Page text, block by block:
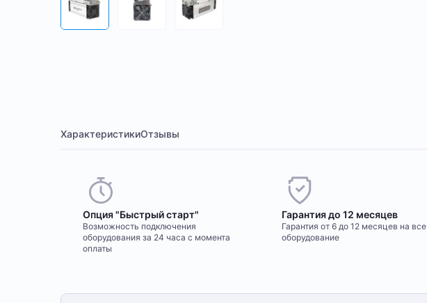
ХарактеристикиОтзывы
Опция "Быстрый старт"
Возможность подключения
оборудования за 24 часа с момента
оплаты
Гарантия до 12 месяцев
Гарантия от 6 до 12 месяцев на все
оборудование